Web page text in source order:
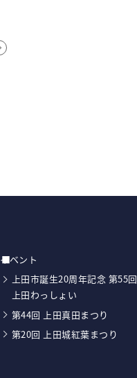
イベント
上田市誕生20周年記念 第55回
上田わっしょい
第44回 上田真田まつり
第20回 上田城紅葉まつり